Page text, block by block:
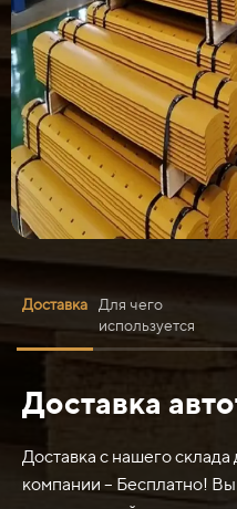
Доставка
Для чего
используется
Доставка
Доставка с нашего
компании – Бесплатно!
Нож средний 6718007
используется в различных
1. Промышленности: